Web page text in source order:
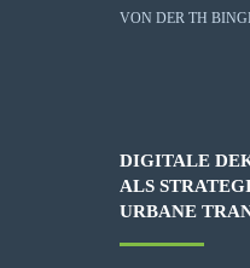
VON DER TH
DIGITALE
ALS
URBANE